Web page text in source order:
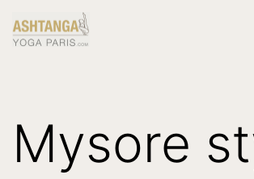
toAshtanga
Ashtanga
Yoga
Mysore